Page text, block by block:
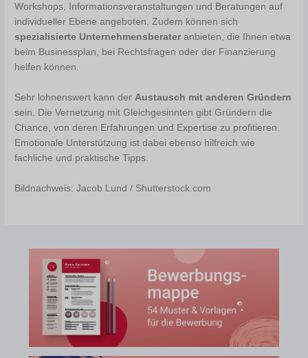
Workshops, Informationsveranstaltungen und Beratungen auf
individueller Ebene angeboten. Zudem können sich
spezialisierte Unternehmensberater anbieten, die Ihnen etwa
beim Businessplan, bei Rechtsfragen oder der Finanzierung
helfen können.
Sehr lohnenswert kann der Austausch mit anderen Gründern
sein. Die Vernetzung mit Gleichgesinnten gibt Gründern die
Chance, von deren Erfahrungen und Expertise zu profitieren.
Emotionale Unterstützung ist dabei ebenso hilfreich wie
fachliche und praktische Tipps.
Bildnachweis: Jacob Lund / Shutterstock.com